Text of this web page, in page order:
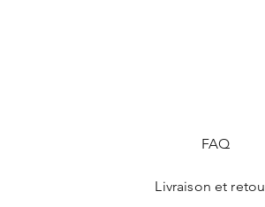
FAQ
Livraison et